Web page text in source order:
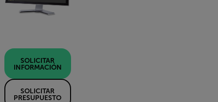
SOLICITAR
INFORMACIÓN
SOLICITAR
PRESUPUESTO